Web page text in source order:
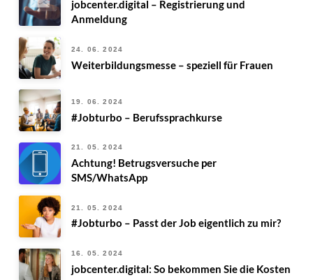
jobcenter.digital – Registrierung und
Anmeldung
24. 06. 2024
Weiterbildungsmesse – speziell für Frauen
19. 06. 2024
#Jobturbo – Berufssprachkurse
21. 05. 2024
Achtung! Betrugsversuche per
SMS/WhatsApp
21. 05. 2024
#Jobturbo – Passt der Job eigentlich zu mir?
16. 05. 2024
jobcenter.digital: So bekommen Sie die Kosten